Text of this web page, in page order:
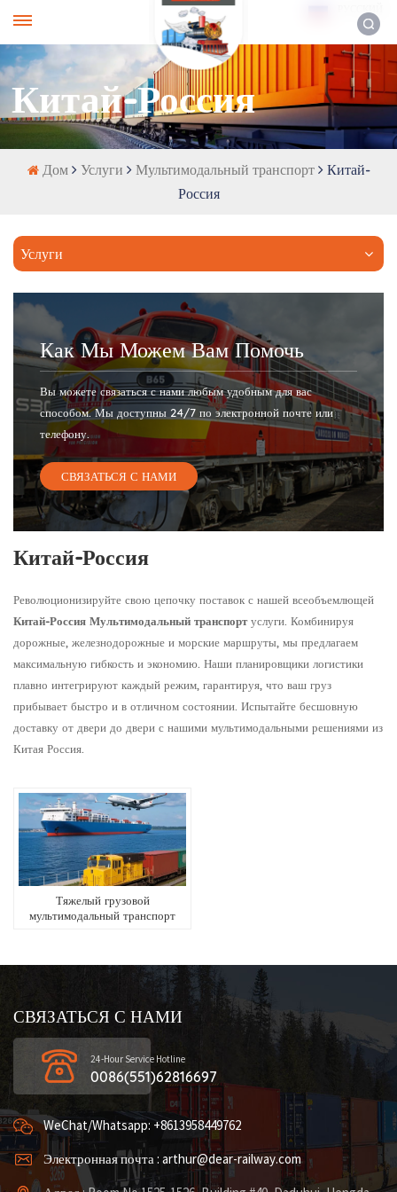
Китай-Россия
Дом Услуги Мультимодальный транспорт Китай-
Россия
Услуги
Как Мы Можем Вам Помочь
Вы можете связаться с нами любым удобным для вас
способом. Мы доступны 24/7 по электронной почте или
телефону.
СВЯЗАТЬСЯ С НАМИ
Китай-Россия
Революционизируйте свою цепочку поставок с нашей всеобъемлющей
Китай-Россия Мультимодальный транспортуслуги. Комбинируя
дорожные, железнодорожные и морские маршруты, мы предлагаем
максимальную гибкость и экономию. Наши планировщики логистики
плавно интегрируют каждый режим, гарантируя, что ваш груз
прибывает быстро и в отличном состоянии. Испытайте бесшовную
доставку от двери до двери с нашими мультимодальными решениями из
Китая Россия.
Тяжелый грузовой
мультимодальный транспорт
СВЯЗАТЬСЯ С НАМИ
24-Hour Service Hotline
0086(551)62816697
WeChat/Whatsapp: +8613958449762
Электронная почта : arthur@dear-railway.com